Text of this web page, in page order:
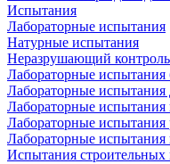
Испытания
Лабораторные испытания
Натурные испытания
Неразрушающий контроль
Лабораторные испытания
Лабораторные
Лабораторные испытания
Лабораторные испытания
Лабораторные испытания
Испытания строительных